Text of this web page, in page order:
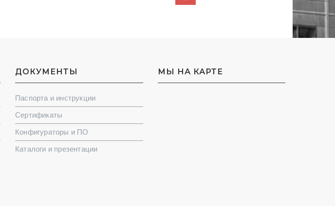
ДОКУМЕНТЫ
Паспорта и инструкции
Сертификаты
Конфигураторы и ПО
Каталоги и презентации
МЫ НА КАРТЕ